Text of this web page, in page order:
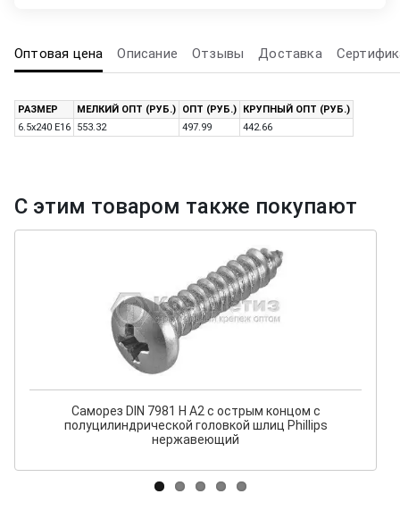
Оптовая цена Описание Отзывы Доставка
РАЗМЕР МЕЛКИЙ ОПТ (РУБ.) ОПТ (РУБ.)
КРУПНЫЙ ОПТ (РУБ.)
6.5x240 E16
553.32 497.99 442.66
С этим товаром также покупают
Саморез DIN 7981 H A2 с острым концом с
полуцилиндрической головкой шлиц Phillips
нержавеющий